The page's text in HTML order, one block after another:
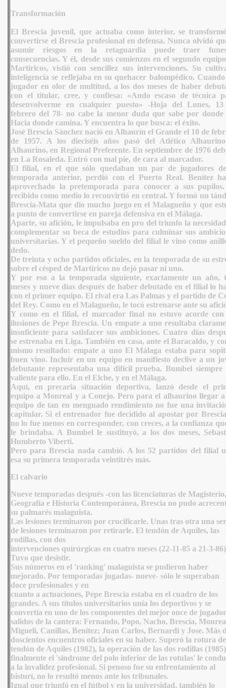
Transformación
El Brescia juvenil, que actuaba como interior, se
convertirse el Brescia profesional en defensa.Nunca olvidó
asumir riesgos en la retaguardia puede traer
consecuencias. Y él, desde sus comienzos en el segundo
Martiricos, vistió con sencillez sus intervenciones. Su
inteligencia se reflejaba en su quehacer balompédico.
jugador en olor de multitud, a los dos meses de haber
con el titular, cree, y confiesa: «Ando escaso de técnica
desenvolverme en cualquier puesto» -Hoja del Lunes,
febrero del 78- no cabe la menor duda que sabe por donde
Hacia donde camina. Y encuentra lo que busca: el éxito.
José Brescia Sánchez nació en Alhaurín el Grande el 10 de
de 1957. A los dieciséis años pasó del Atlético
Alhaurino, en Regional Preferente. En septiembre de 1976
en La Rosaleda. Entró con mal pie, de cara al marcador.
El filial, en el que sólo quedaban un par de jugadores
temporada anterior, perdió con el Puerto Real. Benítez
aprovechado la pretemporada para conocer a sus
recibido como medio lo reconvirtió en central. Y formó un
Brescia-Mata que dio mucho juego en el Malagueño y que
a punto de convertirse en pareja defensiva en el Málaga.
Aparte, su afición, le impulsaba en pro del triunfo la
complementar su beca de estudios para culminar sus
universitarias. Y el pequeño sueldo del filial le vino como
dedo.
De treinta y ocho partidos oficiales, en la temporada de su
sobre el césped de Martiricos no dejó pasar ni uno.
Y por eso a la temporada siguiente, exactamente un año,
meses y nueve días después de haber debutado en el filial lo
con el primer equipo. El rival era Las Palmas y el partido de
del Rey. Como en el Malagueño, le tocó estrenarse ante su
Y como en el filial, el marcador final no estuvo acorde con
ilusiones de Pepe Brescia. Un empate a uno resultaba
insuficiente para satisfacer sus ambiciones. Cuatro días
se estrenaba en Liga. También en casa, ante el Baracaldo, y
mismo resultado: empate a uno El Málaga estaba para
buen vino. Incluir en un equipo en manifiesto declive a un
debutante representaba una difícil prueba. Bumbel siempre
valiente para ello. En el Elche, y en el Málaga.
Aquí, en precaria situación deportiva, lanzó desde el
equipo a Monreal y a Conejo. Pero para el alhaurino llegar
equipo de tan en menguado rendimiento no fue una
capitular. Si el entrenador fue decidido al apostar por
no lo fue menos en corresponder, con creces, a la confianza
le brindaba. A Bumbel le sustituyó, a los dos meses,
Humberto Viberti.
Pero para Brescia nada cambió. A los 52 partidos del filial
esa su primera temporada veintitrés más.
El calvario
Nueve temporadas después -con las licenciaturas de Magisterio,
Geografía e Historia Contemporánea, Brescia no pudo
su palmarés malaguista.
Las lesiones terminaron por crucificarle. Unas tras otra una
de lesiones terminaron por retirarle. El tendón de Aquiles, las
rodillas, con dos
intervenciones quirúrgicas en cuatro meses (22-11-85 a 21-3-
Tuvo que desistir.
Sus números en el 'ranking' malaguista se pudieron haber
mejorado. Por temporadas jugadas- nueve- sólo le superaban
doce profesionales y en
cuanto a actuaciones, Pepe Brescia estaba en el cuadro de los
grandes. A sus títulos universitarios unía los deportivos y se
convertía en uno de los componentes del mejor once de
salidos de la cantera: Fernando, Popo, Nacho, Brescia,
Migueli, Canillas, Benítez; Juan Carlos, Bernardi y Jose. Más
doscientos encuentros oficiales en su haber. Superó la rotura
tendón de Aquiles (1982), la operación de las dos rodillas
finalmente el 'síndrome del polo inferior de las rotulas' le
a la invalidez profesional. Si penoso fue su enfrentamiento al
bisturí, no lo resultó menos ante los tribunales.
Igual que triunfó en el fútbol y en la universidad, también lo